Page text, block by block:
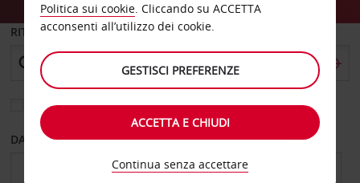
RITIRO DA
Scegli una località di riconsegna diversa
DAL GIORNO AL GIORNO
Politica sui cookie. Cliccando su ACCETTA
acconsenti all’utilizzo dei cookie.
GESTISCI PREFERENZE
ACCETTA E CHIUDI
Continua senza accettare